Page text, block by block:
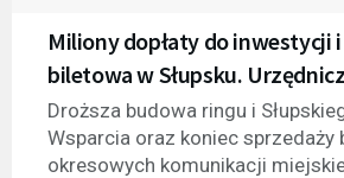
Miliony dopłaty do inwestycji
biletowa w Słupsku.
Droższa budowa ringu i
Wsparcia oraz koniec sprzedaży
okresowych komunikacji